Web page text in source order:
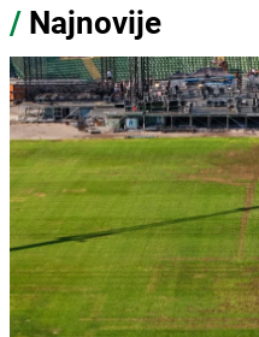
/ Najnovije